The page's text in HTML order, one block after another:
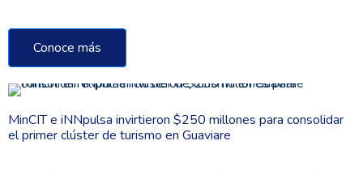
Conoce más
MinCIT e iNNpulsa invirtieron $250 millones para consolidar
el primer clúster de turismo en Guaviare